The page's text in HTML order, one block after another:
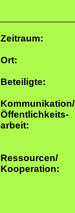
Zeitraum:
Ort:
Beteiligte:
Kommunikation/
Öffentlichkeits-
arbeit:
Ressourcen/
Kooperation: